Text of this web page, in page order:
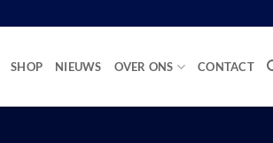
SHOP NIEUWS OVER ONS CONTACT